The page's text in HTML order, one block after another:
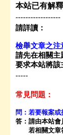
本站已有解
------------------
請詳讀：
檢舉文章之注
請先在相關
要求本站將該
-----
常見問題：
問：若要報案
答：請由本站會
若相關文章符